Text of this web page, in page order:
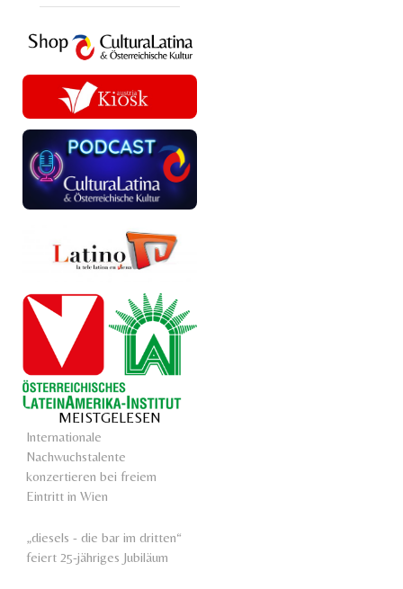
MEISTGELESEN
Internationale
Nachwuchstalente
konzertieren bei freiem
Eintritt in Wien
„diesels - die bar im dritten“
feiert 25-jähriges Jubiläum